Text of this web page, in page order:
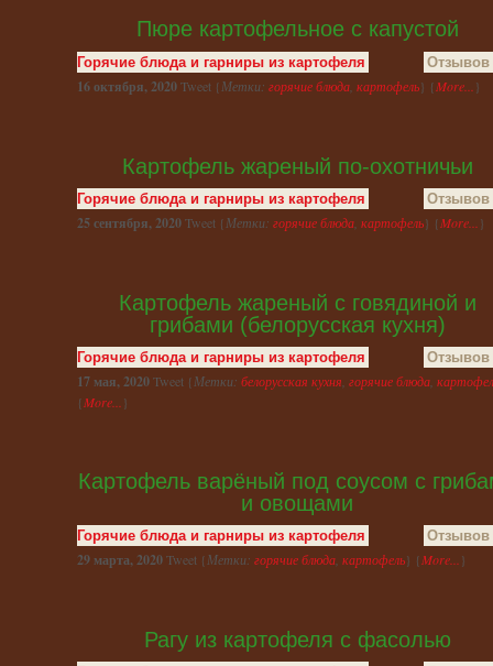
Пюре картофельное с капустой
Горячие блюда и гарниры из картофеля Отзывов
16 октября, 2020Tweet {Метки: горячие блюда картофель} {More... }
Картофель жареный по-охотничьи
Горячие блюда и гарниры из картофеля Отзывов
25 сентября, 2020Tweet {Метки: горячие блюда картофель} {More... }
Картофель жареный с говядиной и
грибами (белорусская кухня)
Горячие блюда и гарниры из картофеля Отзывов
17 мая, 2020Tweet {Метки: белорусская кухня горячие блюда
{More... }
Картофель варёный под соусом с
и овощами
Горячие блюда и гарниры из картофеля Отзывов
29 марта, 2020Tweet {Метки: горячие блюда картофель} {More... }
Рагу из картофеля с фасолью